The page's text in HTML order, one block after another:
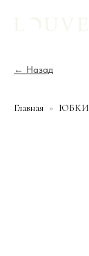
← Назад
Главная ЮБКИ